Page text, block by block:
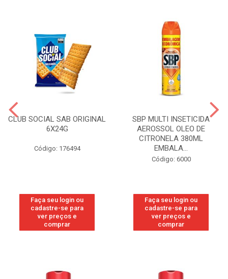
CLUB SOCIAL SAB ORIGINAL
6X24G
Código: 176494
Faça seu login ou
cadastre-se para
ver preços e
comprar
SBP MULTI INSETICIDA
AEROSSOL OLEO DE
CITRONELA 380ML
EMBALA...
Código: 6000
Faça seu login ou
cadastre-se para
ver preços e
comprar